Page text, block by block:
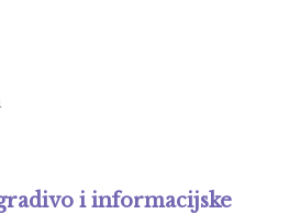
i informacijske